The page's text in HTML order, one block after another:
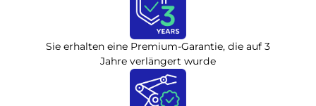
Sie erhalten eine Premium-Garantie, die auf 3
Jahre verlängert wurde